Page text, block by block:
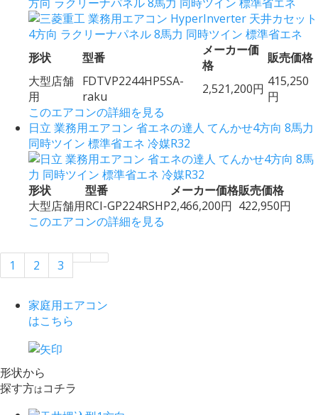
形状 型番
メーカー価
格
販売価格
大型店舗
用
FDTVP2244HP5SA-
raku
2,521,200円 415,250
円
このエアコンの詳細を見る
日立 業務用エアコン 省エネの達人 てんかせ4方向 8馬力
同時ツイン 標準省エネ 冷媒R32
形状 型番 メーカー価格販売価格
大型店舗用RCI-GP224RSHP2,466,200円 422,950円
このエアコンの詳細を見る
1 2 3
家庭用エアコン
はこちら
形状から
探す方はコチラ